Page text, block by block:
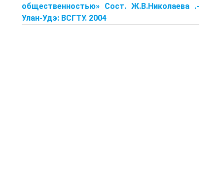
общественностью» Сост. Ж.В.Николаева .-
Улан-Удэ: ВСГТУ. 2004